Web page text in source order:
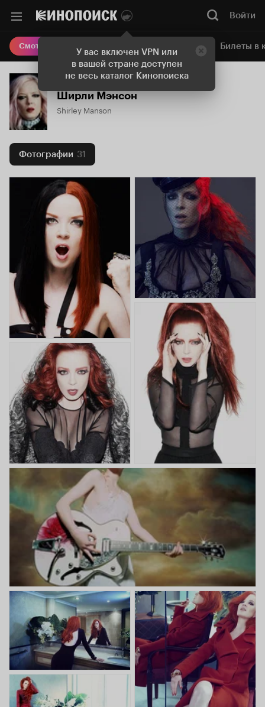
У вас включен VPN или
в вашей стране доступен
не весь каталог Кинопоиска
Войти
Смотреть кино Онлайн-кинотеатр Билеты в
Ширли Мэнсон
Shirley Manson
Фотографии 31